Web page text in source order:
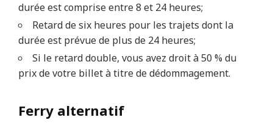
durée est comprise entre 8 et 24 heures;
Retard de six heures pour les trajets dont la
durée est prévue de plus de 24 heures;
Si le retard double, vous avez droit à 50 % du
prix de votre billet à titre de dédommagement.
Ferry alternatif